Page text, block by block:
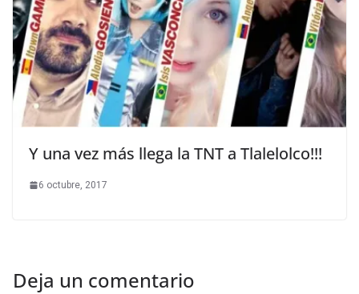
Y una vez más llega la TNT a Tlalelolco!!!
6 octubre, 2017
Deja un comentario